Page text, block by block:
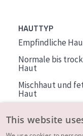
HAUTTYP
Empfindliche
Normale bis
Haut
Mischhaut und
Haut
This website